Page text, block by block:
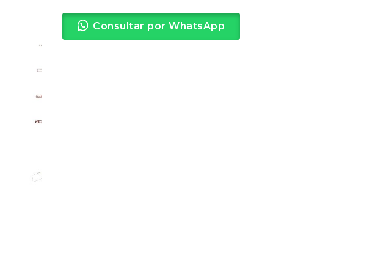
Consultar por WhatsApp